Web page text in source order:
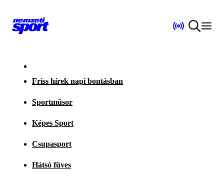
Friss hírek napi bontásban
Sportműsor
Képes Sport
Csupasport
Hátsó füves